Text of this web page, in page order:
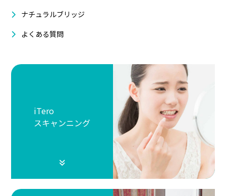
ナチュラルブリッジ
よくある質問
iTero
スキャンニング